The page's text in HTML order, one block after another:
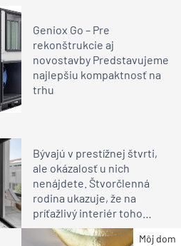
Geniox Go – Pre
rekonštrukcie aj
novostavby Predstavujeme
najlepšiu kompaktnosť na
trhu
Bývajú v prestížnej štvrti,
ale okázalosť u nich
nenájdete. Štvorčlenná
rodina ukazuje, že na
príťažlivý interiér toho
netreba veľa
Môj dom